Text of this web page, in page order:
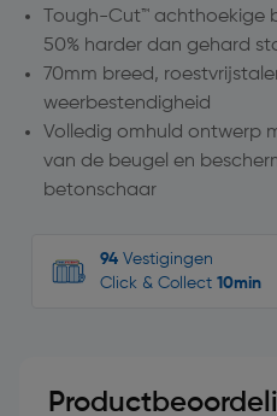
Tough-Cut™ achthoekige
50% harder dan gehard
70mm breed,
weerbestendigheid
Volledig omhuld ontwerp
van de beugel en
betonschaar
94 Vestigingen
Click & Collect 10min